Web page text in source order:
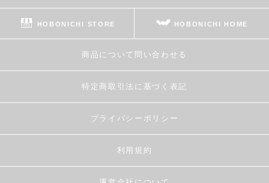
HOBONICHI STORE HOBONICHI HOME
商品について問い合わせる
特定商取引法に基づく表記
プライバシーポリシー
利用規約